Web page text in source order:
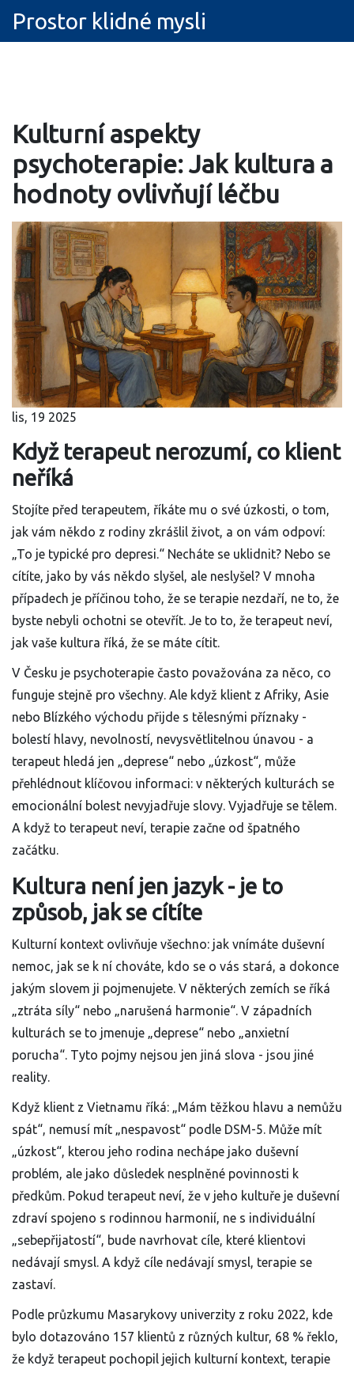
Prostor klidné mysli
Kulturní aspekty
psychoterapie: Jak kultura a
hodnoty ovlivňují léčbu
lis, 19 2025
Když terapeut nerozumí, co klient
neříká
Stojíte před terapeutem, říkáte mu o své úzkosti, o tom,
jak vám někdo z rodiny zkrášlil život, a on vám odpoví:
„To je typické pro depresi.“ Necháte se uklidnit? Nebo se
cítíte, jako by vás někdo slyšel, ale neslyšel? V mnoha
případech je příčinou toho, že se terapie nezdaří, ne to, že
byste nebyli ochotni se otevřít. Je to to, že terapeut neví,
jak vaše kultura říká, že se máte cítit.
V Česku je psychoterapie často považována za něco, co
funguje stejně pro všechny. Ale když klient z Afriky, Asie
nebo Blízkého východu přijde s tělesnými příznaky -
bolestí hlavy, nevolností, nevysvětlitelnou únavou - a
terapeut hledá jen „deprese“ nebo „úzkost“, může
přehlédnout klíčovou informaci: v některých kulturách se
emocionální bolest nevyjadřuje slovy. Vyjadřuje se tělem.
A když to terapeut neví, terapie začne od špatného
začátku.
Kultura není jen jazyk - je to
způsob, jak se cítíte
Kulturní kontext ovlivňuje všechno: jak vnímáte duševní
nemoc, jak se k ní chováte, kdo se o vás stará, a dokonce
jakým slovem ji pojmenujete. V některých zemích se říká
„ztráta síly“ nebo „narušená harmonie“. V západních
kulturách se to jmenuje „deprese“ nebo „anxietní
porucha“. Tyto pojmy nejsou jen jiná slova - jsou jiné
reality.
Když klient z Vietnamu říká: „Mám těžkou hlavu a nemůžu
spát“, nemusí mít „nespavost“ podle DSM-5. Může mít
„úzkost“, kterou jeho rodina nechápe jako duševní
problém, ale jako důsledek nesplněné povinnosti k
předkům. Pokud terapeut neví, že v jeho kultuře je duševní
zdraví spojeno s rodinnou harmonií, ne s individuální
„sebepřijatostí“, bude navrhovat cíle, které klientovi
nedávají smysl. A když cíle nedávají smysl, terapie se
zastaví.
Podle průzkumu Masarykovy univerzity z roku 2022, kde
bylo dotazováno 157 klientů z různých kultur, 68 % řeklo,
že když terapeut pochopil jejich kulturní kontext, terapie